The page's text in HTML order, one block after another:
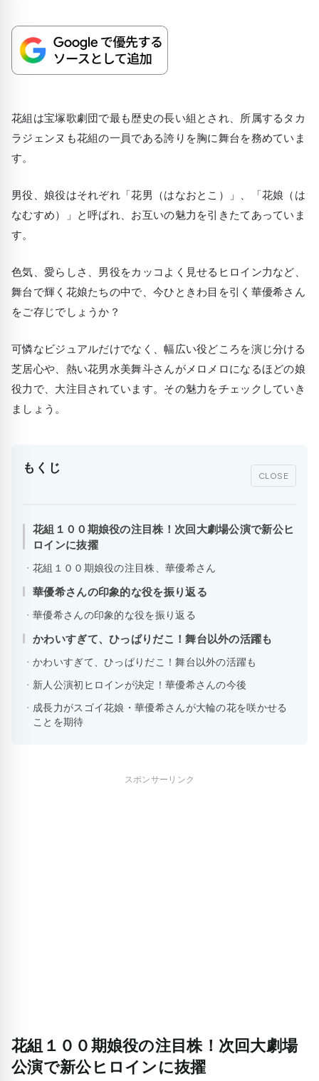
花組は宝塚歌劇団で最も歴史の長い組とされ、所属するタカ
ラジェンヌも花組の一員である誇りを胸に舞台を務めていま
す。
男役、娘役はそれぞれ「花男（はなおとこ）」、「花娘（は
なむすめ）」と呼ばれ、お互いの魅力を引きたてあっていま
す。
色気、愛らしさ、男役をカッコよく見せるヒロイン力など、
舞台で輝く花娘たちの中で、今ひときわ目を引く華優希さん
をご存じでしょうか？
可憐なビジュアルだけでなく、幅広い役どころを演じ分ける
芝居心や、熱い花男水美舞斗さんがメロメロになるほどの娘
役力で、大注目されています。その魅力をチェックしていき
ましょう。
もくじ
CLOSE
花組１００期娘役の注目株！次回大劇場公演で新公ヒ
ロインに抜擢
花組１００期娘役の注目株、華優希さん
華優希さんの印象的な役を振り返る
華優希さんの印象的な役を振り返る
かわいすぎて、ひっぱりだこ！舞台以外の活躍も
かわいすぎて、ひっぱりだこ！舞台以外の活躍も
新人公演初ヒロインが決定！華優希さんの今後
成長力がスゴイ花娘・華優希さんが大輪の花を咲かせる
ことを期待
スポンサーリンク
花組１００期娘役の注目株！次回大劇場
公演で新公ヒロインに抜擢